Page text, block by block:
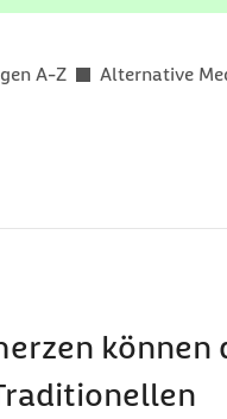
A-Z Alternative
können